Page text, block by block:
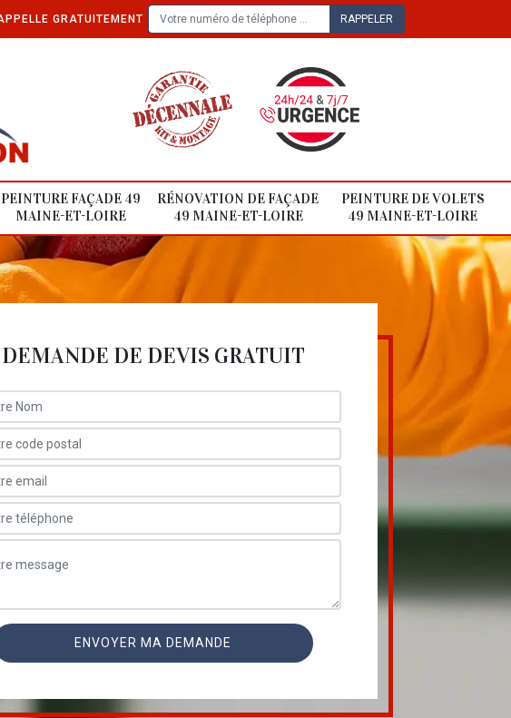
GRATUITEMENT
PEINTURE FAÇADE 49
MAINE-ET-LOIRE
RÉNOVATION DE FAÇADE
49 MAINE-ET-LOIRE
PEINTURE DE VOLETS
49 MAINE-ET-LOIRE
DEMANDE DE DEVIS GRATUIT